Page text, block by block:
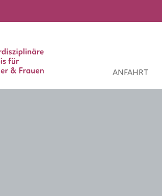
ANFAHRT